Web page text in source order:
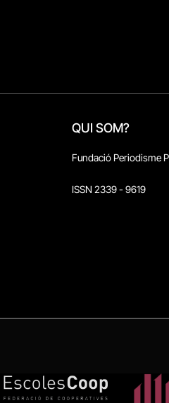
QUI SOM?
Fundació Periodisme
ISSN 2339 - 9619